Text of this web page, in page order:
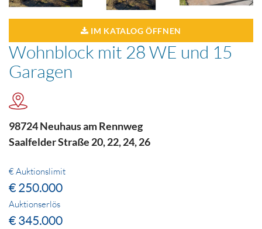
IM KATALOG ÖFFNEN
Wohnblock mit 28 WE und 15
Garagen
98724 Neuhaus am Rennweg
Saalfelder Straße 20, 22, 24, 26
€ Auktionslimit
€ 250.000
Auktionserlös
€ 345.000